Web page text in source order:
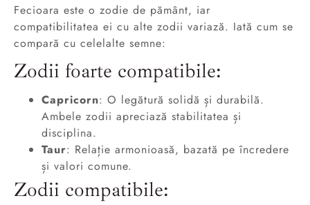
Fecioara este o zodie de pământ, iar
compatibilitatea ei cu alte zodii variază. Iată cum se
compară cu celelalte semne:
Zodii foarte compatibile:
Capricorn: O legătură solidă și durabilă.
Ambele zodii apreciază stabilitatea și
disciplina.
Taur: Relație armonioasă, bazată pe încredere
și valori comune.
Zodii compatibile: